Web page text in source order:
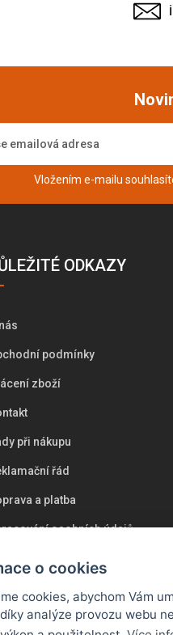
Vložením e-mailu
ODKAZY
podmínky
zboží
při nákupu
řád
a platba
osobních údajů
o cookies
cookies, abychom Vám
analýze provozu webu